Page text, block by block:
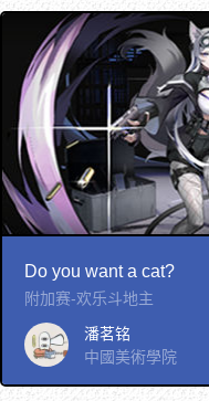
Do you want a cat?
附加赛-欢乐斗地主
潘茗铭
中國美術學院